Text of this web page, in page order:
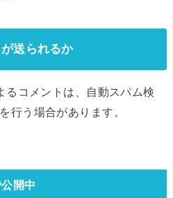
送られるか
るコメントは、自動スパム検
行う場合があります。
開中